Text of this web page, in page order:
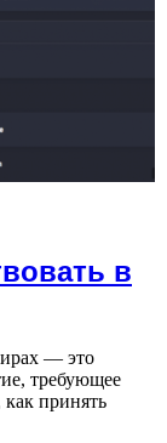
в
— это
требующее
принять